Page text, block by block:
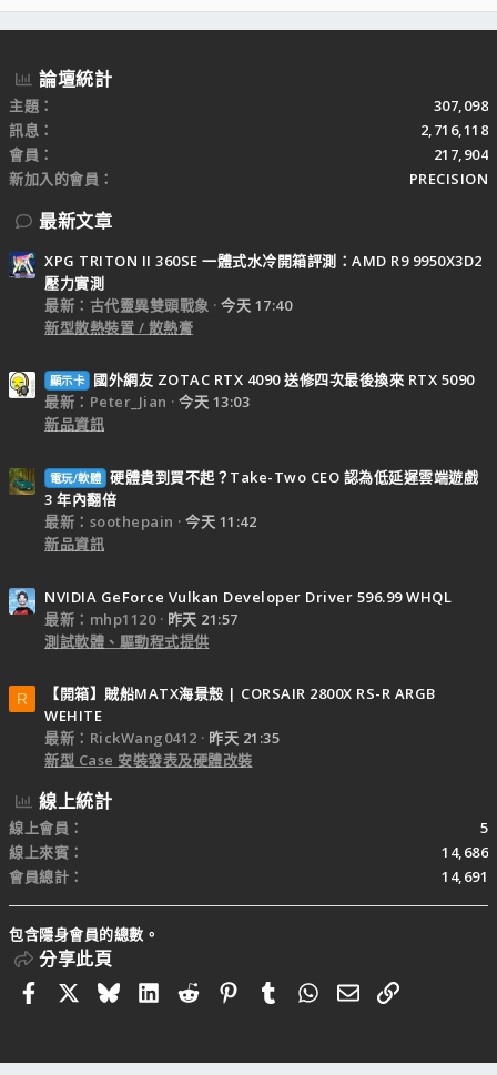
S
論壇統計
主題
307,098
訊息
2,716,118
會員
217,904
新加入的會員
PRECISION
最新文章
XPG TRITON II 360SE 一體式水冷開箱評測：AMD R9 9950X3D2
壓力實測
最新：古代靈異雙頭戰象
今天 17:40
新型散熱裝置 / 散熱膏
顯示卡
國外網友 ZOTAC RTX 4090 送修四次最後換來 RTX 5090
最新：Peter_Jian
今天 13:03
新品資訊
電玩/軟體 硬體貴到買不起？Take-Two CEO 認為低延遲雲端遊戲
3 年內翻倍
最新：soothepain
今天 11:42
新品資訊
NVIDIA GeForce Vulkan Developer Driver 596.99 WHQL
最新：mhp1120
昨天 21:57
測試軟體、驅動程式提供
R
【開箱】賊船MATX海景殼 | CORSAIR 2800X RS-R ARGB
WEHITE
最新：RickWang0412
昨天 21:35
新型 Case 安裝發表及硬體改裝
線上統計
線上會員
5
線上來賓
14,686
會員總計
14,691
包含隱身會員的總數。
分享此頁
FacebookBlueskyLinkedIn
RedditPinterestTumblrWhatsApp
電子郵件
連結